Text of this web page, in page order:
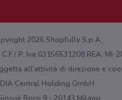
web o sull'app?
2026 Shopfully S.p.A.
/ P. Iva 03156531208 REA: MI-
all’attività di direzione e
Central Holding GmbH
Borsi 9 - 20143 Milano